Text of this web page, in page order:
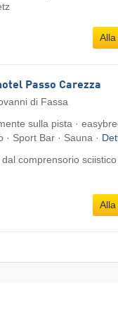
Passo Carezza
di Fassa
sulla pista ·
· Sport Bar · Sauna ·
comprensorio